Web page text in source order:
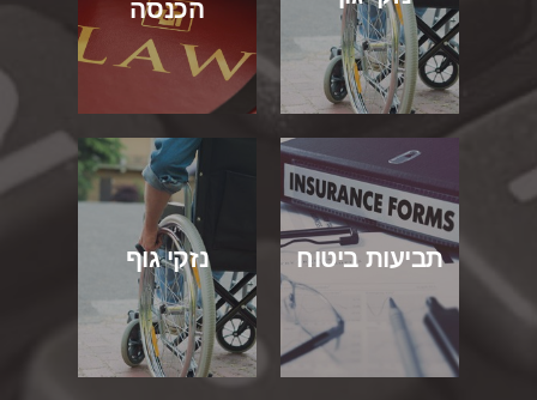
הכנסה
תביעות ביטוח נזקי גוף